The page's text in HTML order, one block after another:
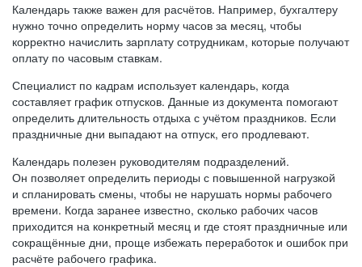
Календарь также важен для расчётов. Например, бухгалтеру
нужно точно определить норму часов за месяц, чтобы
корректно начислить зарплату сотрудникам, которые получают
оплату по часовым ставкам.
Специалист по кадрам использует календарь, когда
составляет график отпусков. Данные из документа помогают
определить длительность отдыха с учётом праздников. Если
праздничные дни выпадают на отпуск, его продлевают.
Календарь полезен руководителям подразделений.
Он позволяет определить периоды с повышенной нагрузкой
и спланировать смены, чтобы не нарушать нормы рабочего
времени. Когда заранее известно, сколько рабочих часов
приходится на конкретный месяц и где стоят праздничные или
сокращённые дни, проще избежать переработок и ошибок при
расчёте рабочего графика.